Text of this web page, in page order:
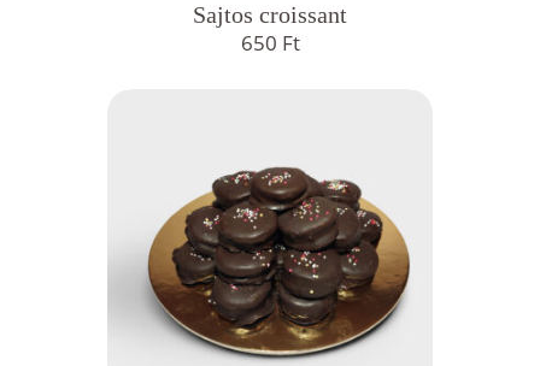
Sajtos croissant
650 Ft